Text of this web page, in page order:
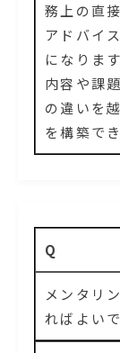
務上の直
アドバイ
になりま
内容や課
の違いを
を構築でき
Q
メンタリ
ればよい